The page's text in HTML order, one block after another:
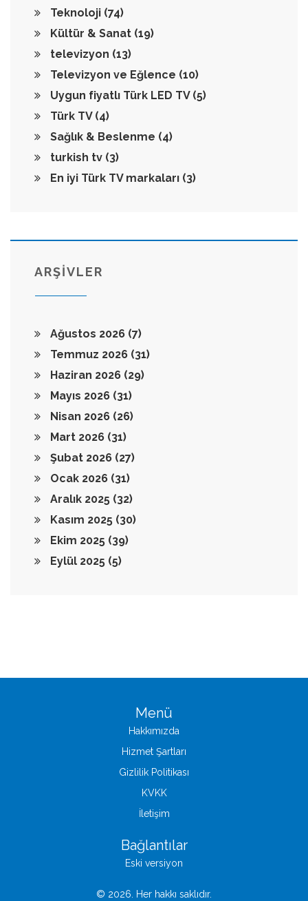
Teknoloji (74)
Kültür & Sanat (19)
televizyon (13)
Televizyon ve Eğlence (10)
Uygun fiyatlı Türk LED TV (5)
Türk TV (4)
Sağlık & Beslenme (4)
turkish tv (3)
En iyi Türk TV markaları (3)
ARŞİVLER
Ağustos 2026 (7)
Temmuz 2026 (31)
Haziran 2026 (29)
Mayıs 2026 (31)
Nisan 2026 (26)
Mart 2026 (31)
Şubat 2026 (27)
Ocak 2026 (31)
Aralık 2025 (32)
Kasım 2025 (30)
Ekim 2025 (39)
Eylül 2025 (5)
Menü
Hakkımızda
Hizmet Şartları
Gizlilik Politikası
KVKK
İletişim
Bağlantılar
Eski versiyon
© 2026. Her hakkı saklıdır.